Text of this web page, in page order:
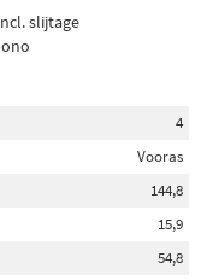
slijtage
4
Vooras
144,8
15,9
54,8